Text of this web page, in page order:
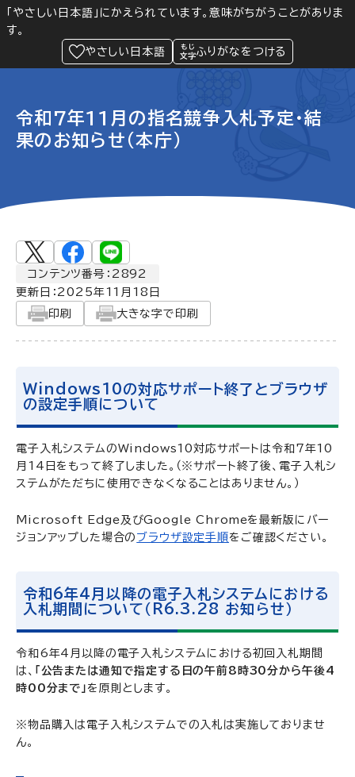
「やさしい日本語」にかえられています。意味がちがうことがありま
す。
やさしい日本語
ふりがなをつける
Language 閲覧支援
緊急情報
令和7年11月の指名競争入札予定・結
果のお知らせ(本庁)
コンテンツ番号：2892
更新日： 2025年11月18日
印刷
大きな字で印刷
Windows10の対応サポート終了とブラウザ
の設定手順について
電子入札システムのWindows10対応サポートは令和7年10
月14日をもって終了しました。（※サポート終了後、電子入札シ
ステムがただちに使用できなくなることはありません。）
Microsoft Edge及びGoogle Chromeを最新版にバー
ジョンアップした場合の ブラウザ設定手順 をご確認ください。
令和6年4月以降の電子入札システムにおける
入札期間について（R6.3.28 お知らせ）
令和6年4月以降の電子入札システムにおける初回入札期間
は、 「公告または通知で指定する日の午前8時30分から午後4
時00分まで」 を原則とします。
※物品購入は電子入札システムでの入札は実施しておりませ
ん。